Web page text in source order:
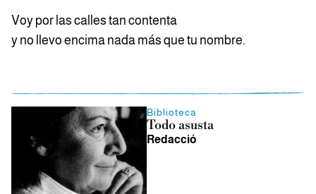
Voy por las calles tan contenta
y no llevo encima nada más que tu nombre.
Biblioteca
Todo asusta
Redacció